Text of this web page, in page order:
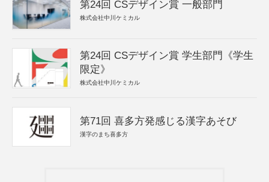
第24回 CSデザイン賞 一般部門
株式会社中川ケミカル
第24回 CSデザイン賞 学生部門《学生
限定》
株式会社中川ケミカル
第71回 喜多方発感じる漢字あそび
漢字のまち喜多方